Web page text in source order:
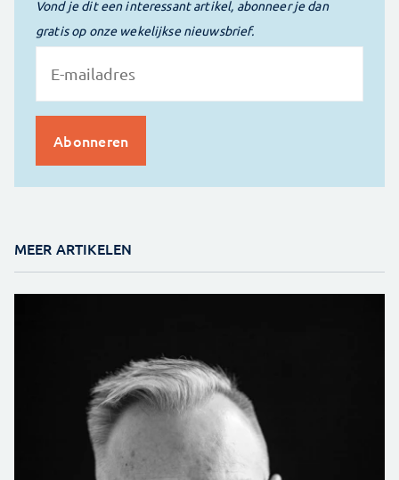
Vond je dit een interessant artikel, abonneer je dan
gratis op onze wekelijkse nieuwsbrief.
MEER ARTIKELEN